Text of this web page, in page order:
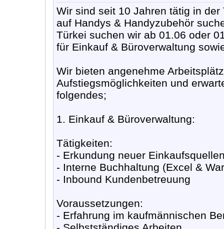
Wir sind seit 10 Jahren tätig in
auf Handys & Handyzubehör
Türkei suchen wir ab 01.06 oder
für Einkauf & Büroverwaltung
Wir bieten angenehme
Aufstiegsmöglichkeiten und
folgendes;
1. Einkauf & Büroverwaltung:
Tätigkeiten:
- Erkundung neuer
- Interne Buchhaltung (Excel &
- Inbound Kundenbetreuung
Voraussetzungen:
- Erfahrung im kaufmännischen